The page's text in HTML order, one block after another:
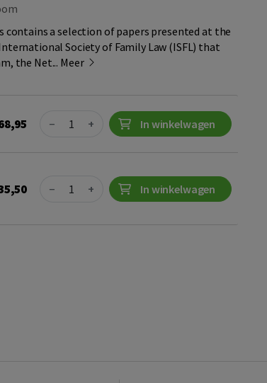
contains a selection of papers presented at the
Society of Family Law (ISFL) that
the Net... Meer
Quantity
− + In winkelwagen
Quantity
− + In winkelwagen